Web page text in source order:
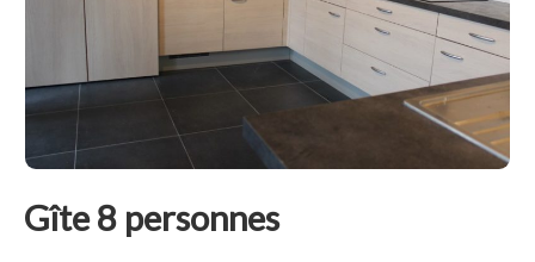
Gîte 8 personnes